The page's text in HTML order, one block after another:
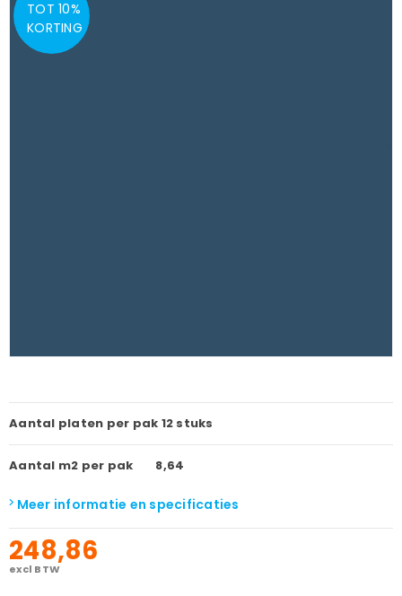
TOT 10%
KORTING
Aantal platen per pak 12 stuks
Aantal m2 per pak 8,64
Meer informatie en specificaties
248,86
excl BTW